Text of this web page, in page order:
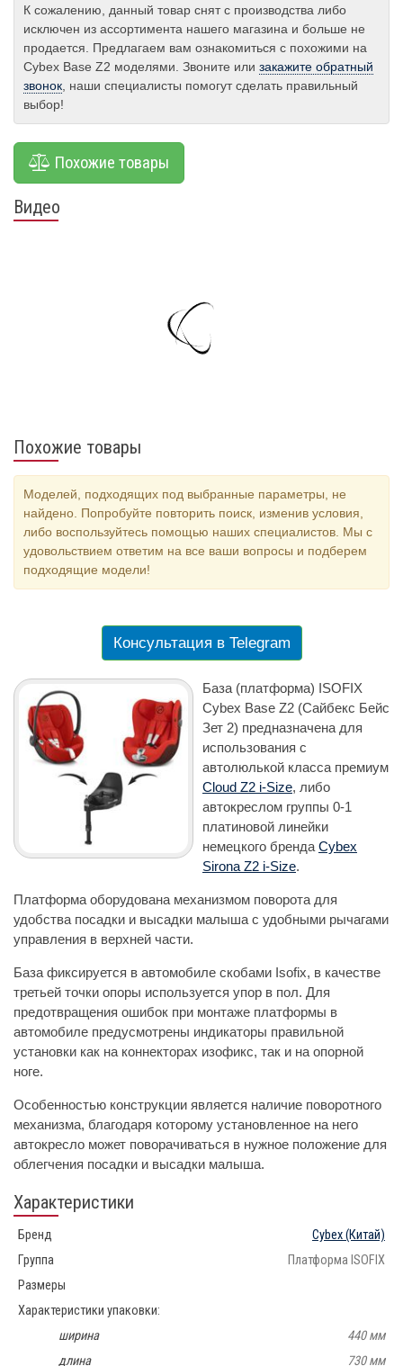
К сожалению, данный товар снят с производства либо
исключен из ассортимента нашего магазина и больше не
продается. Предлагаем вам ознакомиться с похожими на
Cybex Base Z2 моделями. Звоните или закажите обратный
звонок, наши специалисты помогут сделать правильный
выбор!
Похожие товары
Видео
Похожие товары
Моделей, подходящих под выбранные параметры, не
найдено. Попробуйте повторить поиск, изменив условия,
либо воспользуйтесь помощью наших специалистов. Мы с
удовольствием ответим на все ваши вопросы и подберем
подходящие модели!
Консультация в Telegram
База (платформа) ISOFIX
Cybex Base Z2 (Сайбекс Бейс
Зет 2) предназначена для
использования с
автолюлькой класса премиум
Cloud Z2 i-Size, либо
автокреслом группы 0-1
платиновой линейки
немецкого бренда Cybex
Sirona Z2 i-Size.
Платформа оборудована механизмом поворота для
удобства посадки и высадки малыша с удобными рычагами
управления в верхней части.
База фиксируется в автомобиле скобами Isofix, в качестве
третьей точки опоры используется упор в пол. Для
предотвращения ошибок при монтаже платформы в
автомобиле предусмотрены индикаторы правильной
установки как на коннекторах изофикс, так и на опорной
ноге.
Особенностью конструкции является наличие поворотного
механизма, благодаря которому установленное на него
автокресло может поворачиваться в нужное положение для
облегчения посадки и высадки малыша.
Характеристики
Бренд Cybex(Китай)
Группа
Платформа ISOFIX
Размеры
Характеристики упаковки:
ширина
440 мм
длина
730 мм